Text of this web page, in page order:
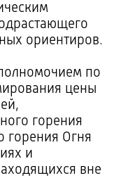
ориентиров.
по
цены
горения
горения Огня
и
вне